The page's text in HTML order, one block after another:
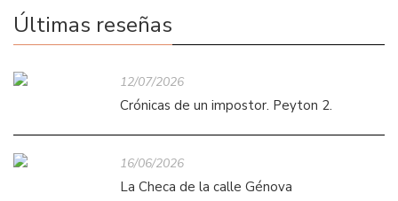
Últimas reseñas
12/07/2026
Crónicas de un impostor. Peyton 2.
16/06/2026
La Checa de la calle Génova